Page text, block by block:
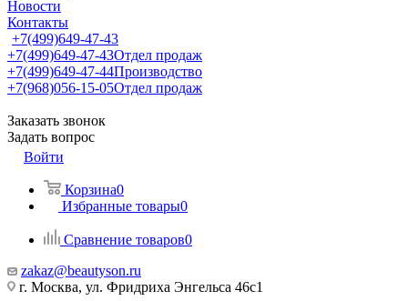
Новости
Контакты
+7(499)649-47-43
+7(499)649-47-43Отдел продаж
+7(499)649-47-44Производство
+7(968)056-15-05Отдел продаж
Заказать звонок
Задать вопрос
Войти
Корзина0
Избранные товары0
Сравнение товаров0
zakaz@beautyson.ru
г. Москва, ул. Фридриха Энгельса 46с1